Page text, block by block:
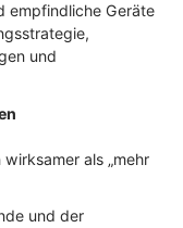
empfindliche Geräte
und
als „mehr
und der